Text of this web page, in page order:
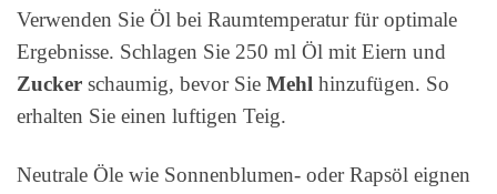
Verwenden Sie Öl bei Raumtemperatur für optimale
Ergebnisse. Schlagen Sie 250 ml Öl mit Eiern und
Zucker schaumig, bevor Sie Mehl hinzufügen. So
erhalten Sie einen luftigen Teig.
Neutrale Öle wie Sonnenblumen- oder Rapsöl eignen